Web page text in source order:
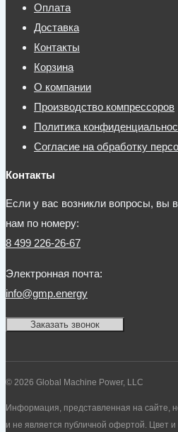
Оплата
Доставка
Контакты
Корзина
О компании
Производство компрессоров
Политика
Согласие на обработку
Контакты
Если у вас возникли вопросы, вы
нам по номеру:
8 499 226-26-67
Электронная почта:
info@gmp.energy
Заказать звонок
© 2026 Global Machine Power, LLC
Информация, представленная на сайте,
и не является публичной офертой. Цвет